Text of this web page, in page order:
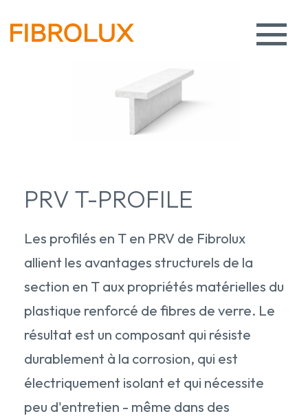
PRV T-PROFILE
Les profilés en T en PRV de Fibrolux
allient les avantages structurels de la
section en T aux propriétés matérielles du
plastique renforcé de fibres de verre. Le
résultat est un composant qui résiste
durablement à la corrosion, qui est
électriquement isolant et qui nécessite
peu d'entretien - même dans des